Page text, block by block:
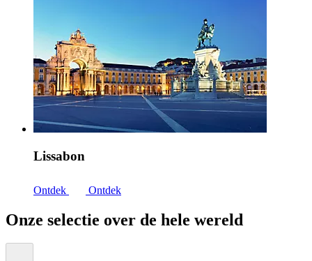
Lissabon
Ontdek Ontdek
Onze selectie over de hele wereld